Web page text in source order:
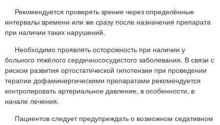
Рекомендуется проверять зрение через определённые
интервалы времени или же сразу после назначения препарата
при наличии таких нарушений.
Необходимо проявлять осторожность при наличии у
больного тяжёлого сердечнососудистого заболевания. В связи с
риском развития ортостатической гипотензии при проведении
терапии дофаминергическими препаратами рекомендуется
контролировать артериальное давление, в особенности, в
начале лечения.
Пациентов следует предупреждать о возможном седативном